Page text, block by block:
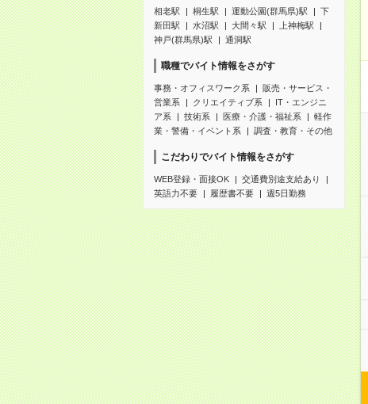
相老駅 桐生駅 運動公園(群馬県)駅
下
新田駅
水沼駅 大間々駅
上神梅駅
神戸(群馬県)駅
通洞駅
職種でバイト情報をさがす
事務・オフィスワーク系
販売・サービス・
営業系
クリエイティブ系
IT・エンジニ
ア系
技術系 医療・介護・福祉系
軽作
業・警備・イベント系
調査・教育・その他
こだわりでバイト情報をさがす
WEB登録・面接OK
交通費別途支給あり
英語力不要
履歴書不要 週5日勤務